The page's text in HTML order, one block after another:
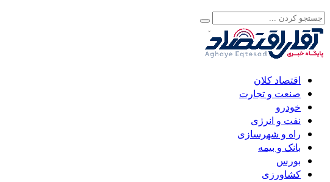
اقتصاد کلان
صنعت و تجارت
خودرو
نفت و انرژی
راه و شهرسازی
بانک و بیمه
بورس
کشاورزی